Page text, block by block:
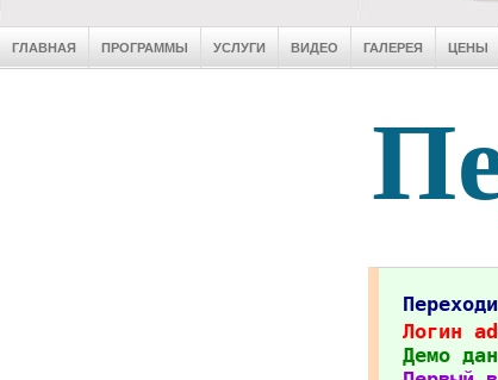
ГЛАВНАЯ ПРОГРАММЫ УСЛУГИ ВИДЕО ГАЛЕРЕЯ ЦЕНЫ
Логин
Демо